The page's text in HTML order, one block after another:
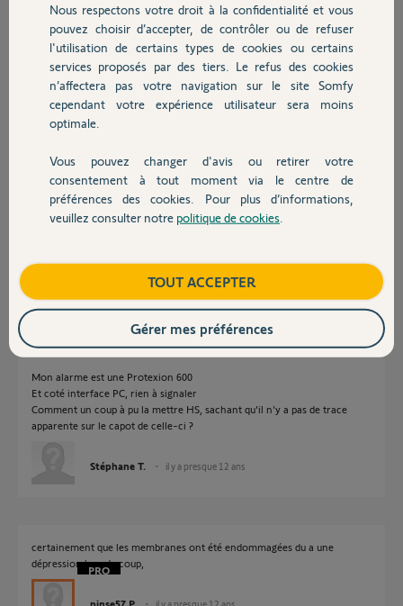
Chauffage
Autres produits
Devis avec un pro
Contact
il y a presque 12 ans
Participer au fil de discussion
Réponses
quel est le model de ton alarme?
si tu as un model qui se gère via pc, il faudrait regarder si elle n'est pas en
Mon alarme est une Protexion 600
Et coté interface PC, rien à signaler
Comment un coup à pu la mettre HS, sachant qu'il n'y a pas de trace
apparente sur le capot de celle-ci ?
Stéphane T. il y a presque 12 ans
certainement que les membranes ont été endommagées du a une
dépression lors du coup,
pinse57 P.
Nous respectons votre droit à la confidentialité et vous
pouvez choisir d’accepter, de contrôler ou de refuser
l'utilisation de certains types de cookies ou certains
services proposés par des tiers. Le refus des cookies
n’affectera pas votre navigation sur le site Somfy
cependant votre expérience utilisateur sera moins
optimale.
Vous pouvez changer d'avis ou retirer votre
consentement à tout moment via le centre de
préférences des cookies. Pour plus d’informations,
veuillez consulter notre politique de cookies
TOUT ACCEPTER
Gérer mes préférences